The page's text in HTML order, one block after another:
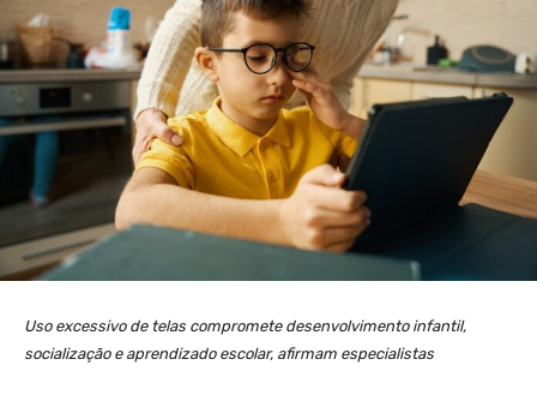
Uso excessivo de telas compromete desenvolvimento infantil,
socialização e aprendizado escolar, afirmam especialistas